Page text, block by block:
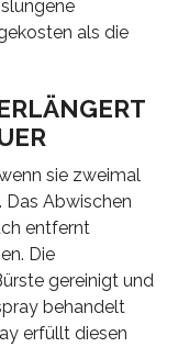
als die
sie zweimal
Das Abwischen
entfernt
Die
gereinigt und
behandelt
erfüllt diesen